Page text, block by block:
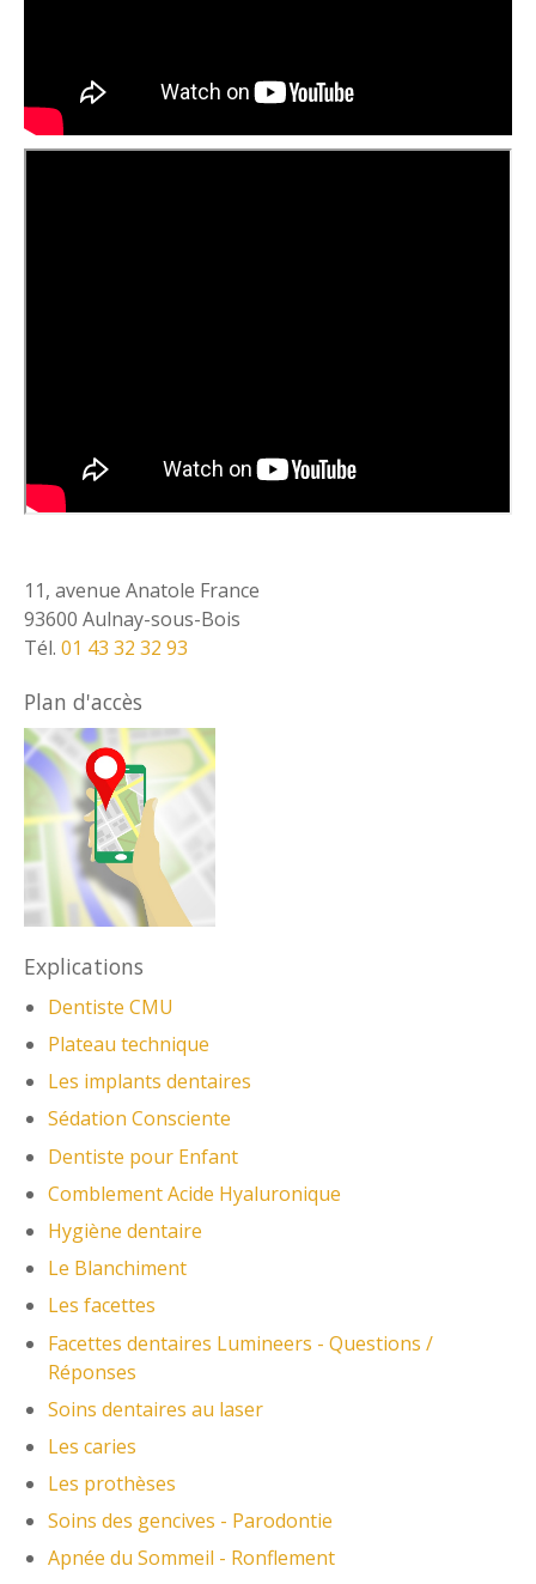
11, avenue Anatole France
93600 Aulnay-sous-Bois
Tél. 01 43 32 32 93
Plan d'accès
Explications
Dentiste CMU
Plateau technique
Les implants dentaires
Sédation Consciente
Dentiste pour Enfant
Comblement Acide Hyaluronique
Hygiène dentaire
Le Blanchiment
Les facettes
Facettes dentaires Lumineers - Questions /
Réponses
Soins dentaires au laser
Les caries
Les prothèses
Soins des gencives - Parodontie
Apnée du Sommeil - Ronflement